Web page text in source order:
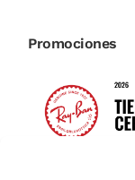
Promociones